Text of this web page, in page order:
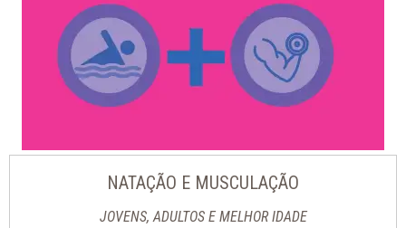
NATAÇÃO E MUSCULAÇÃO
JOVENS, ADULTOS E MELHOR IDADE